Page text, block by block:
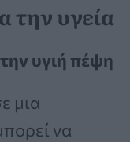
την υγεία
υγιή πέψη
μια
να